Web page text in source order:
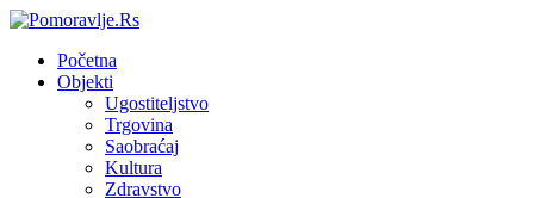
Početna
Objekti
Ugostiteljstvo
Trgovina
Saobraćaj
Kultura
Zdravstvo